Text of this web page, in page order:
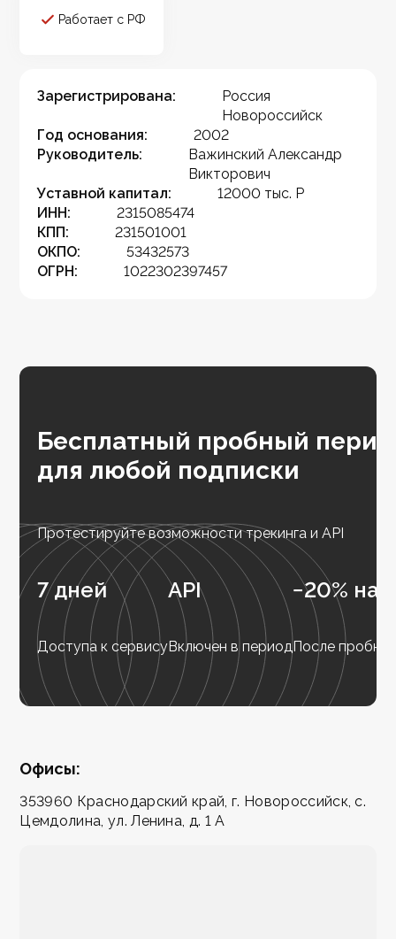
Работает с РФ
Зарегистрирована:
Россия
Новороссийск
Год основания:
2002
Руководитель:
Важинский Александр
Викторович
Уставной капитал:
12000 тыс. Р
ИНН:
2315085474
КПП:
231501001
ОКПО:
53432573
ОГРН:
1022302397457
Бесплатный пробный
для любой подписки
Протестируйте возможности трекинга и API
7 дней
Доступа к сервису
API
Включен в период
−20% на
После
Офисы:
353960 Краснодарский край, г. Новороссийск, с.
Цемдолина, ул. Ленина, д. 1 А